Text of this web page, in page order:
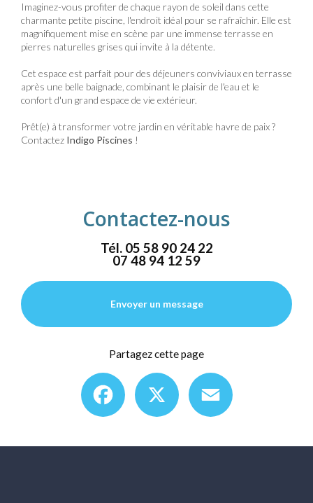
Imaginez-vous profiter de chaque rayon de soleil dans cette
charmante petite piscine, l'endroit idéal pour se rafraîchir. Elle est
magnifiquement mise en scène par une immense terrasse en
pierres naturelles grises qui invite à la détente.
Cet espace est parfait pour des déjeuners conviviaux en terrasse
après une belle baignade, combinant le plaisir de l'eau et le
confort d'un grand espace de vie extérieur.
Prêt(e) à transformer votre jardin en véritable havre de paix ?
Contactez Indigo Piscines !
Contactez-nous
Tél. 05 58 90 24 22
07 48 94 12 59
Envoyer un message
Partagez cette page
Facebook